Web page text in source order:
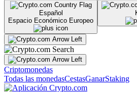
Español
Espacio Económico Europeo
Criptomonedas
Todas las monedasCestasGanarStaking